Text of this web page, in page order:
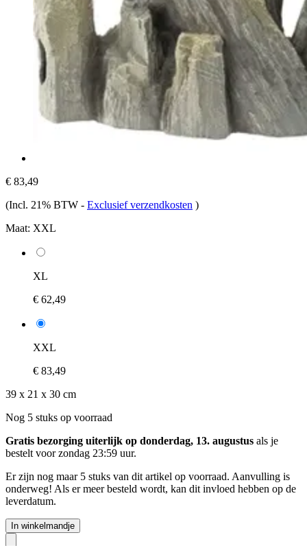
€ 83,49
(Incl. 21% BTW - Exclusief verzendkosten )
Maat: XXL
XL
€ 62,49
XXL
€ 83,49
39 x 21 x 30 cm
Nog 5 stuks op voorraad
Gratis bezorging uiterlijk op donderdag, 13. augustus als je
bestelt voorzondag 23:59 uur.
Er zijn nog maar 5 stuks van dit artikel op voorraad. Aanvulling is
onderweg! Als er meer besteld wordt, kan dit invloed hebben op de
leverdatum.
In winkelmandje